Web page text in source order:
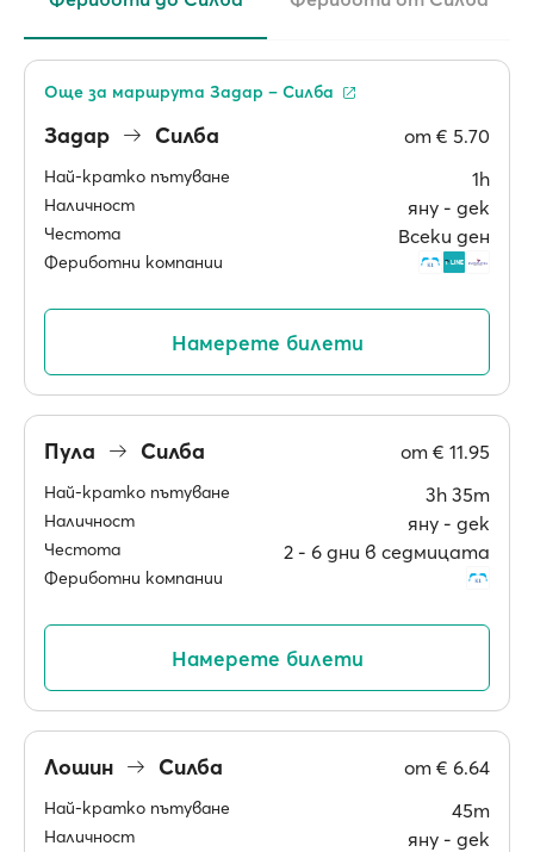
Задар Силба от € 5.70
Най-кратко пътуване 1h
Наличност яну ‐ дек
Честота Всеки ден
Фериботни компании
Още за маршрута Задар – Силба
Намерете билети
Пула Силба от € 11.95
Най-кратко пътуване 3h 35m
Наличност яну ‐ дек
Честота 2 ‐ 6 дни в седмицата
Фериботни компании
Намерете билети
Лошин Силба от € 6.64
Най-кратко пътуване 45m
Наличност яну ‐ дек